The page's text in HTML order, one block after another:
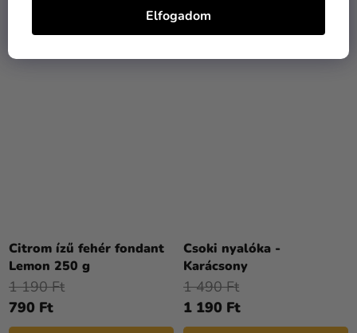
Elfogadom
Citrom ízű fehér fondant
Lemon 250 g
790 Ft
1 190 Ft
Csoki nyalóka -
Karácsony
1 190 Ft
1 490 Ft